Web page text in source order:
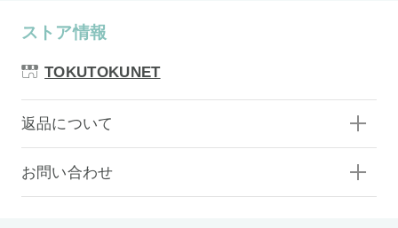
ストア情報
TOKUTOKUNET
返品について
お問い合わせ